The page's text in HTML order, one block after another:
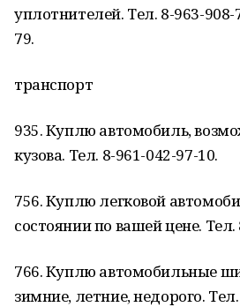
уплотнителей. Тел. 8-963-908-
79.
транспорт
935. Куплю автомобиль,
кузова. Тел. 8-961-042-97-10.
756. Куплю легковой
состоянии по вашей цене. Тел.
766. Куплю автомобильные
зимние, летние, недорого.